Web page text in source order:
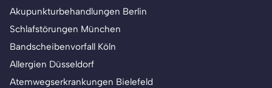
Akupunkturbehandlungen Berlin
Schlafstörungen München
Bandscheibenvorfall Köln
Allergien Düsseldorf
Atemwegserkrankungen Bielefeld